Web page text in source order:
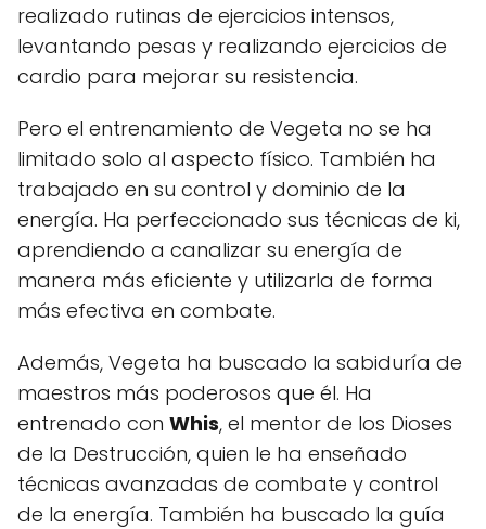
realizado rutinas de ejercicios intensos,
levantando pesas y realizando ejercicios de
cardio para mejorar su resistencia.
Pero el entrenamiento de Vegeta no se ha
limitado solo al aspecto físico. También ha
trabajado en su control y dominio de la
energía. Ha perfeccionado sus técnicas de ki,
aprendiendo a canalizar su energía de
manera más eficiente y utilizarla de forma
más efectiva en combate.
Además, Vegeta ha buscado la sabiduría de
maestros más poderosos que él. Ha
entrenado con Whis, el mentor de los Dioses
de la Destrucción, quien le ha enseñado
técnicas avanzadas de combate y control
de la energía. También ha buscado la guía